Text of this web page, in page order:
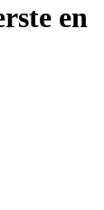
en